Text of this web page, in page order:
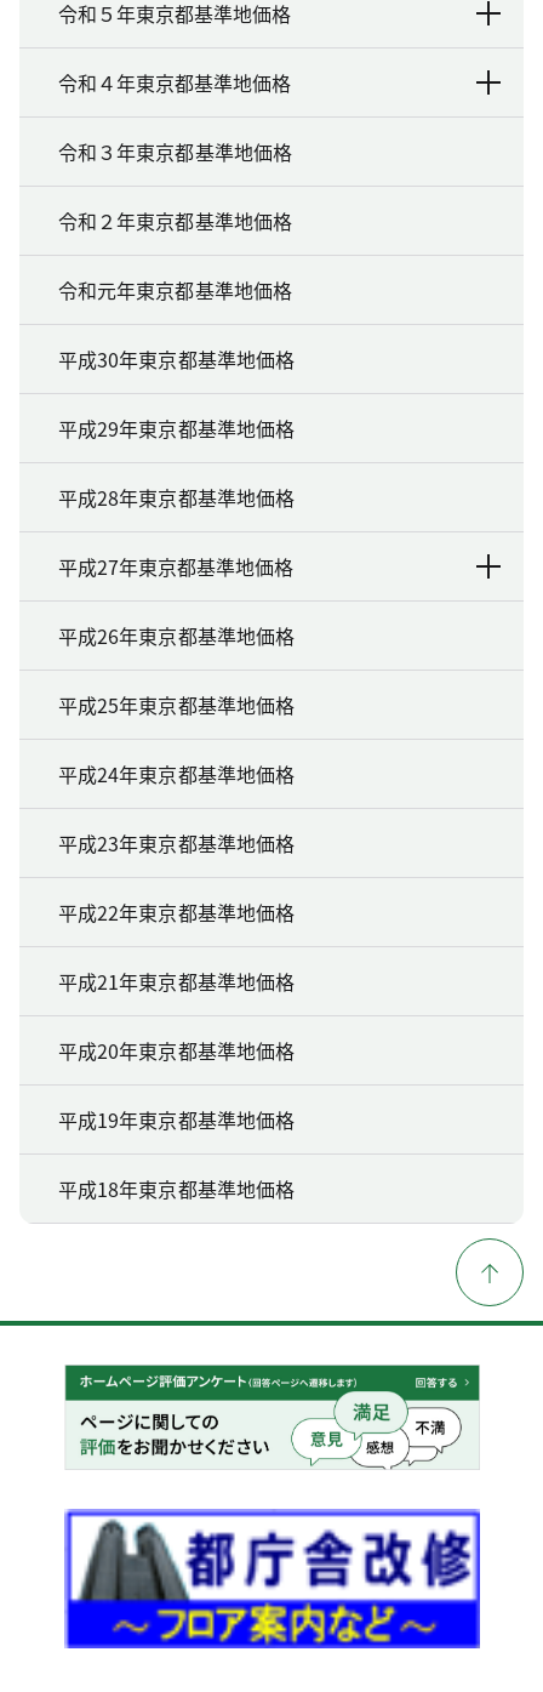
令和５年東京都基準地価格
令和４年東京都基準地価格
令和３年東京都基準地価格
令和２年東京都基準地価格
令和元年東京都基準地価格
平成30年東京都基準地価格
平成29年東京都基準地価格
平成28年東京都基準地価格
平成27年東京都基準地価格
平成26年東京都基準地価格
平成25年東京都基準地価格
平成24年東京都基準地価格
平成23年東京都基準地価格
平成22年東京都基準地価格
平成21年東京都基準地価格
平成20年東京都基準地価格
平成19年東京都基準地価格
平成18年東京都基準地価格